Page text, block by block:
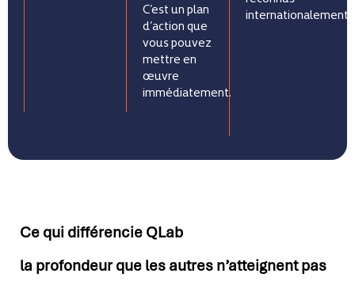
C’est un plan
d’action que
vous pouvez
mettre en
œuvre
immédiatement.
internationalement.
Ce qui différencie QLab
la profondeur que les autres n’atteignent pas